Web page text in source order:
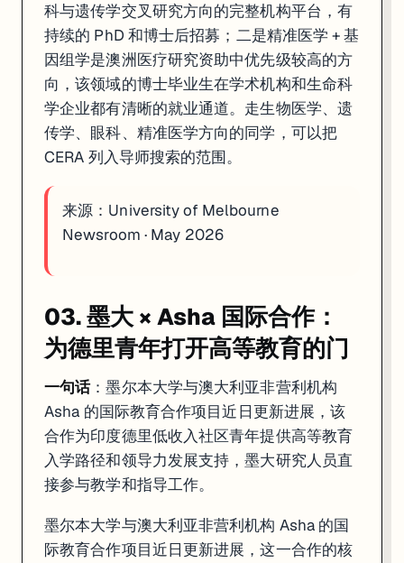
科与遗传学交叉研究方向的完整机构平台，有
持续的 PhD 和博士后招募；二是精准医学 + 基
因组学是澳洲医疗研究资助中优先级较高的方
向，该领域的博士毕业生在学术机构和生命科
学企业都有清晰的就业通道。走生物医学、遗
传学、眼科、精准医学方向的同学，可以把
CERA 列入导师搜索的范围。
来源： University of Melbourne
Newsroom · May 2026
03. 墨大 × Asha 国际合作：
为德里青年打开高等教育的门
一句话：墨尔本大学与澳大利亚非营利机构
Asha 的国际教育合作项目近日更新进展，该
合作为印度德里低收入社区青年提供高等教育
入学路径和领导力发展支持，墨大研究人员直
接参与教学和指导工作。
墨尔本大学与澳大利亚非营利机构 Asha 的国
际教育合作项目近日更新进展，这一合作的核